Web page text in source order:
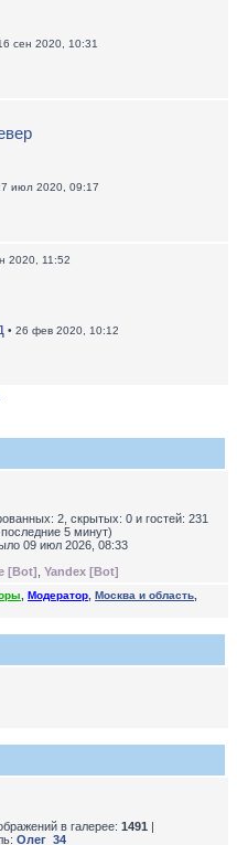
сен 2020, 10:31
июл 2020, 09:17
2020, 11:52
• 26 фев 2020, 10:12
2, скрытых: 0 и гостей: 231
5 минут)
09 июл 2026, 08:33
[Bot] Yandex [Bot]
Модератор Москва и область
в галерее: 1491 |
Олег_34